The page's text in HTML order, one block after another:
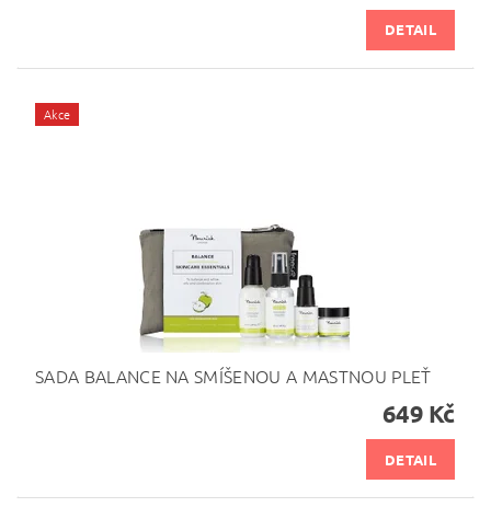
DETAIL
Akce
SADA BALANCE NA SMÍŠENOU A MASTNOU PLEŤ
649 Kč
DETAIL